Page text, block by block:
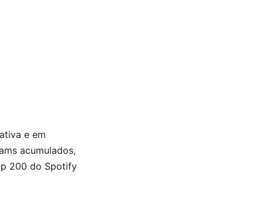
e em
acumulados,
200 do Spotify